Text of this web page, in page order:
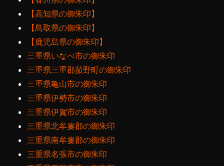
【高知県の御朱印】
【鳥取県の御朱印】
【鹿児島県の御朱印】
三重県いなべ市の御朱印
三重県三重郡菰野町の御朱印
三重県亀山市の御朱印
三重県伊勢市の御朱印
三重県伊賀市の御朱印
三重県北牟婁郡の御朱印
三重県南牟婁郡の御朱印
三重県名張市の御朱印